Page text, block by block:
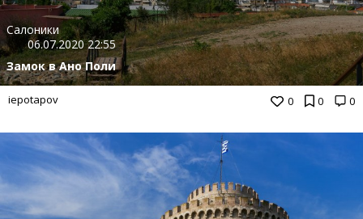
0 0 0
Салоники
06.07.2020 22:55
Замок в Ано Поли
iepotapov